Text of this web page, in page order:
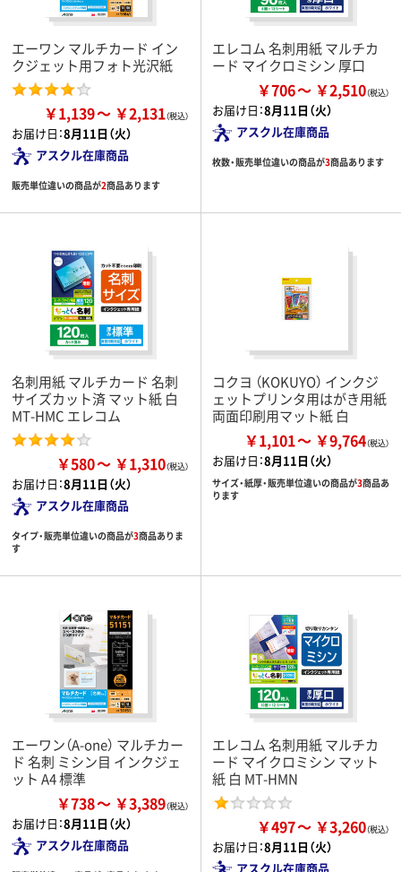
エーワン マルチカード イン
クジェット用フォト光沢紙
￥1,139 ￥2,131
お届け日：8月11日（火）
アスクル在庫商品
販売単位違いの商品が2商品あります
エレコム 名刺用紙 マルチカ
ード マイクロミシン 厚口
￥706 ￥2,510
お届け日：8月11日（火）
アスクル在庫商品
枚数・販売単位違いの商品が3商品あります
名刺用紙 マルチカード 名刺
サイズカット済 マット紙 白
MT-HMC エレコム
￥580 ￥1,310
お届け日：8月11日（火）
アスクル在庫商品
タイプ・販売単位違いの商品が3商品ありま
す
コクヨ （KOKUYO） インクジ
ェットプリンタ用はがき用紙
両面印刷用マット紙 白
￥1,101 ￥9,764
お届け日：8月11日（火）
サイズ・紙厚・販売単位違いの商品が3商品あ
ります
エーワン（A-one） マルチカー
ド 名刺 ミシン目 インクジェ
ット A4 標準
￥738 ￥3,389
お届け日：8月11日（火）
アスクル在庫商品
エレコム 名刺用紙 マルチカ
ード マイクロミシン マット
紙 白 MT-HMN
￥497 ￥3,260
お届け日：8月11日（火）
アスクル在庫商品